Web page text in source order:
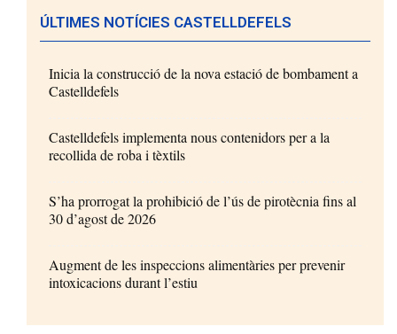
ÚLTIMES NOTÍCIES CASTELLDEFELS
Inicia la construcció de la nova estació de bombament a
Castelldefels
Castelldefels implementa nous contenidors per a la
recollida de roba i tèxtils
S’ha prorrogat la prohibició de l’ús de pirotècnia fins al
30 d’agost de 2026
Augment de les inspeccions alimentàries per prevenir
intoxicacions durant l’estiu